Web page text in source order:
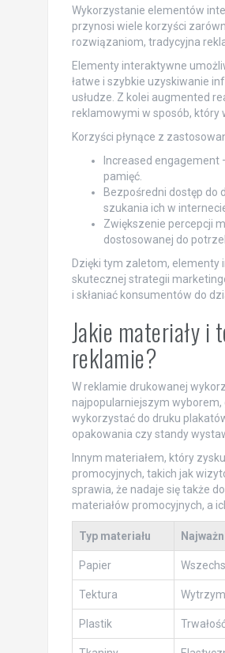
Wykorzystanie elementów
przynosi wiele korzyści
rozwiązaniom, tradycyjna
Elementy interaktywne
łatwe i szybkie uzyskiwanie
usłudze. Z kolei augmented
reklamowymi w sposób, który
Korzyści płynące z
Increased
pamięć.
Bezpośredni dostęp do
szukania ich w
Zwiększenie percepcji
dostosowanej do
Dzięki tym zaletom,
skutecznej strategii
i skłaniać konsumentów do
Jakie materiały i
reklamie?
W reklamie drukowanej
najpopularniejszym
wykorzystać do druku
opakowania czy standy
Innym materiałem, który
promocyjnych, takich jak
sprawia, że nadaje się także
materiałów promocyjnych, a
Typ materiału
Papier
Tektura
Plastik